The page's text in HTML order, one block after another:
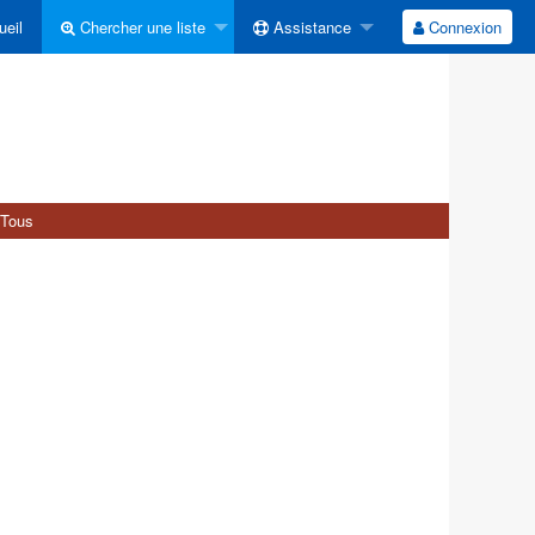
Chercher une liste Assistance Connexion
Tous